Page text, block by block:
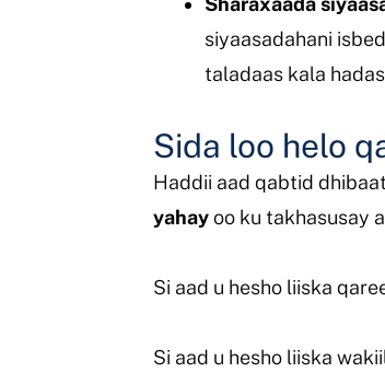
siyaasadahani
taladaas kala
Sida loo helo
Haddii aad qabtid
yahayoo ku takhasusay
Si aad u hesho liiska
Si aad u hesho liiska